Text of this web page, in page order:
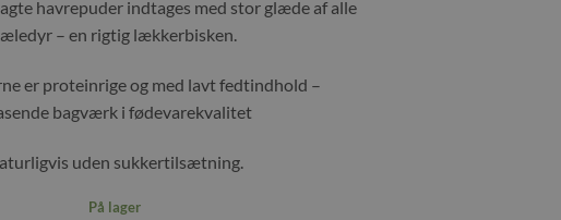
havrepuder indtages med stor glæde af alle
– en rigtig lækkerbisken.
er proteinrige og med lavt fedtindhold –
bagværk i fødevarekvalitet
uden sukkertilsætning.
På lager